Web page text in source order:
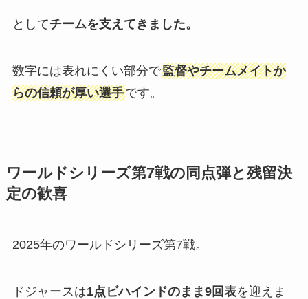
としてチームを支えてきました。
数字には表れにくい部分で監督やチームメイトか
らの信頼が厚い選手です。
ワールドシリーズ第7戦の同点弾と残留決
定の歓喜
2025年のワールドシリーズ第7戦。
ドジャースは1点ビハインドのまま9回表を迎えま